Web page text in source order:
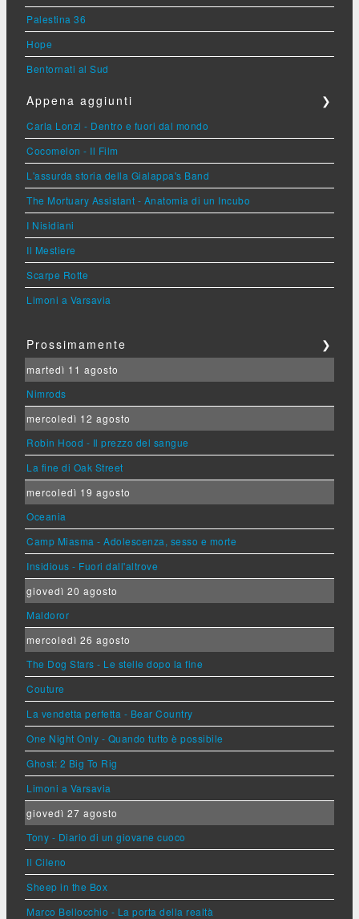
Palestina 36
Hope
Bentornati al Sud
Appena aggiunti ❯
Carla Lonzi - Dentro e fuori dal mondo
Cocomelon - Il Film
L'assurda storia della Gialappa's Band
The Mortuary Assistant - Anatomia di un Incubo
I Nisidiani
Il Mestiere
Scarpe Rotte
Limoni a Varsavia
Prossimamente ❯
martedì 11 agosto
Nimrods
mercoledì 12 agosto
Robin Hood - Il prezzo del sangue
La fine di Oak Street
mercoledì 19 agosto
Oceania
Camp Miasma - Adolescenza, sesso e morte
Insidious - Fuori dall'altrove
giovedì 20 agosto
Maldoror
mercoledì 26 agosto
The Dog Stars - Le stelle dopo la fine
Couture
La vendetta perfetta - Bear Country
One Night Only - Quando tutto è possibile
Ghost: 2 Big To Rig
Limoni a Varsavia
giovedì 27 agosto
Tony - Diario di un giovane cuoco
Il Cileno
Sheep in the Box
Marco Bellocchio - La porta della realtà